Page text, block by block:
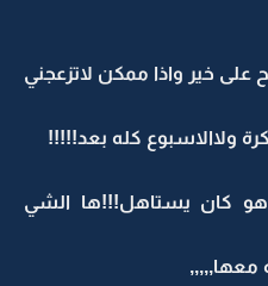
على خير واذا ممكن لاتزعجني
ولاالاسبوع كله بعد!!!!!
كان يستاهل!!!ها الشي
معها,,,,,